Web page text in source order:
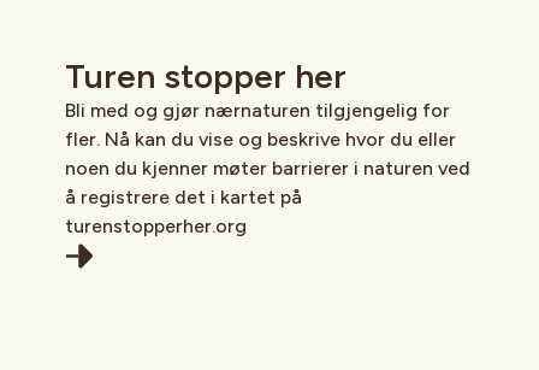
Turen stopper her
Bli med og gjør nærnaturen tilgjengelig for
fler. Nå kan du vise og beskrive hvor du eller
noen du kjenner møter barrierer i naturen ved
å registrere det i kartet på
turenstopperher.org